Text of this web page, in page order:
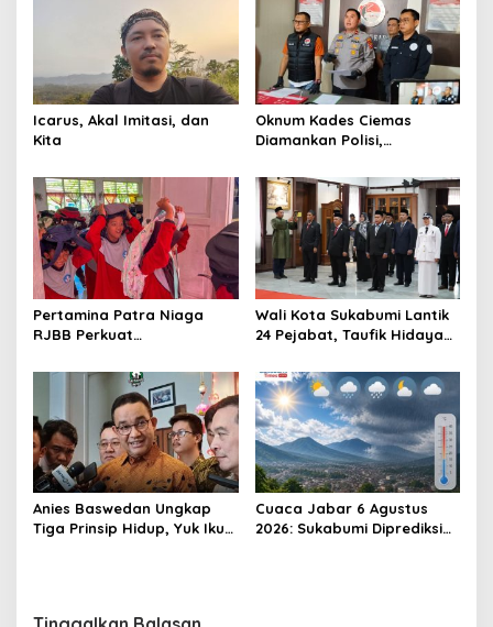
Icarus, Akal Imitasi, dan
Kita
Oknum Kades Ciemas
Diamankan Polisi,
Sabtu Bukan Pengedar
Pertamina Patra Niaga
RJBB Perkuat
Sejak Dini melalui Program
PANAH KESATRIA
Wali Kota Sukabumi Lantik
24 Pejabat, Taufik Hidayah:
Akan Ada Pelantikan
Anies Baswedan Ungkap
Tiga Prinsip Hidup, Yuk Ikuti
Cuaca Jabar 6 Agustus
2026: Sukabumi Diprediksi